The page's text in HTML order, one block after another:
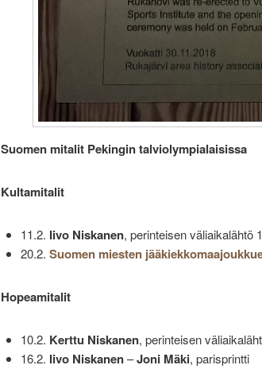
Suomen mitalit Pekingin talviolympialaisissa
Kultamitalit
11.2. Iivo Niskanen, perinteisen väliaikalähtö
20.2. Suomen miesten
Hopeamitalit
10.2. Kerttu Niskanen, perinteisen
16.2. Iivo Niskanen–Joni Mäki, parisprintti